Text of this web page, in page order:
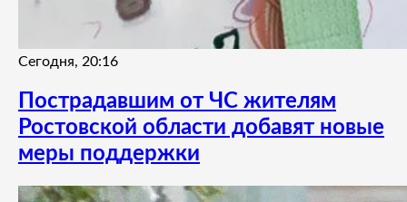
Сегодня, 20:16
Пострадавшим от ЧС жителям
Ростовской области добавят новые
меры поддержки